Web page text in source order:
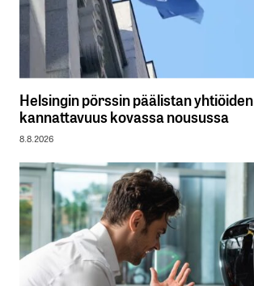
Helsingin pörssin päälistan yhtiöiden
kannattavuus kovassa nousussa
8.8.2026